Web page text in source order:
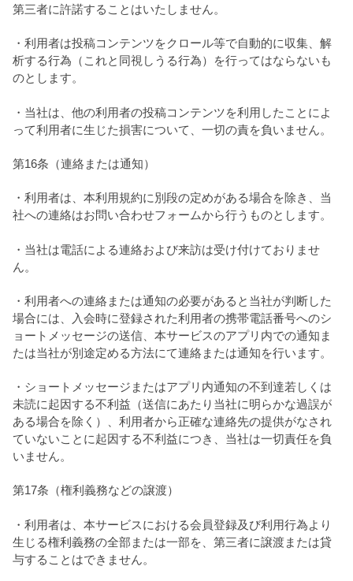
第三者に許諾することはいたしません。
・利用者は投稿コンテンツをクロール等で自動的に収集、解
析する行為（これと同視しうる行為）を行ってはならないも
のとします。
・当社は、他の利用者の投稿コンテンツを利用したことによ
って利用者に生じた損害について、一切の責を負いません。
第16条（連絡または通知）
・利用者は、本利用規約に別段の定めがある場合を除き、当
社への連絡はお問い合わせフォームから行うものとします。
・当社は電話による連絡および来訪は受け付けておりませ
ん。
・利用者への連絡または通知の必要があると当社が判断した
場合には、入会時に登録された利用者の携帯電話番号へのシ
ョートメッセージの送信、本サービスのアプリ内での通知ま
たは当社が別途定める方法にて連絡または通知を行います。
・ショートメッセージまたはアプリ内通知の不到達若しくは
未読に起因する不利益（送信にあたり当社に明らかな過誤が
ある場合を除く）、利用者から正確な連絡先の提供がなされ
ていないことに起因する不利益につき、当社は一切責任を負
いません。
第17条（権利義務などの譲渡）
・利用者は、本サービスにおける会員登録及び利用行為より
生じる権利義務の全部または一部を、第三者に譲渡または貸
与することはできません。